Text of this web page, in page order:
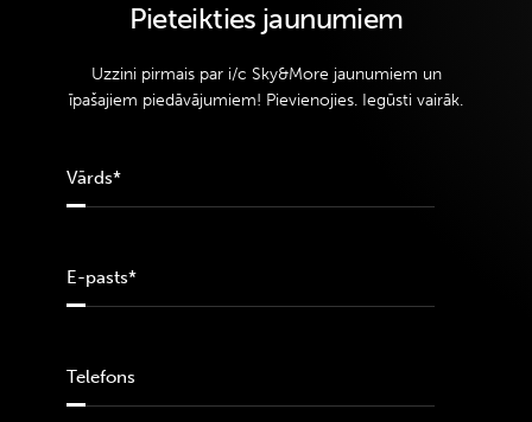
Pieteikties jaunumiem
Uzzini pirmais par i/c Sky&More jaunumiem un
īpašajiem piedāvājumiem! Pievienojies. Iegūsti vairāk.